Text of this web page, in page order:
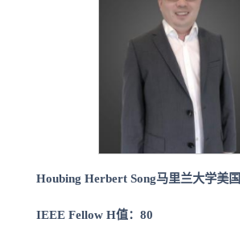
Houbing Herbert Song马里兰大学美国
IEEE Fellow H值：80